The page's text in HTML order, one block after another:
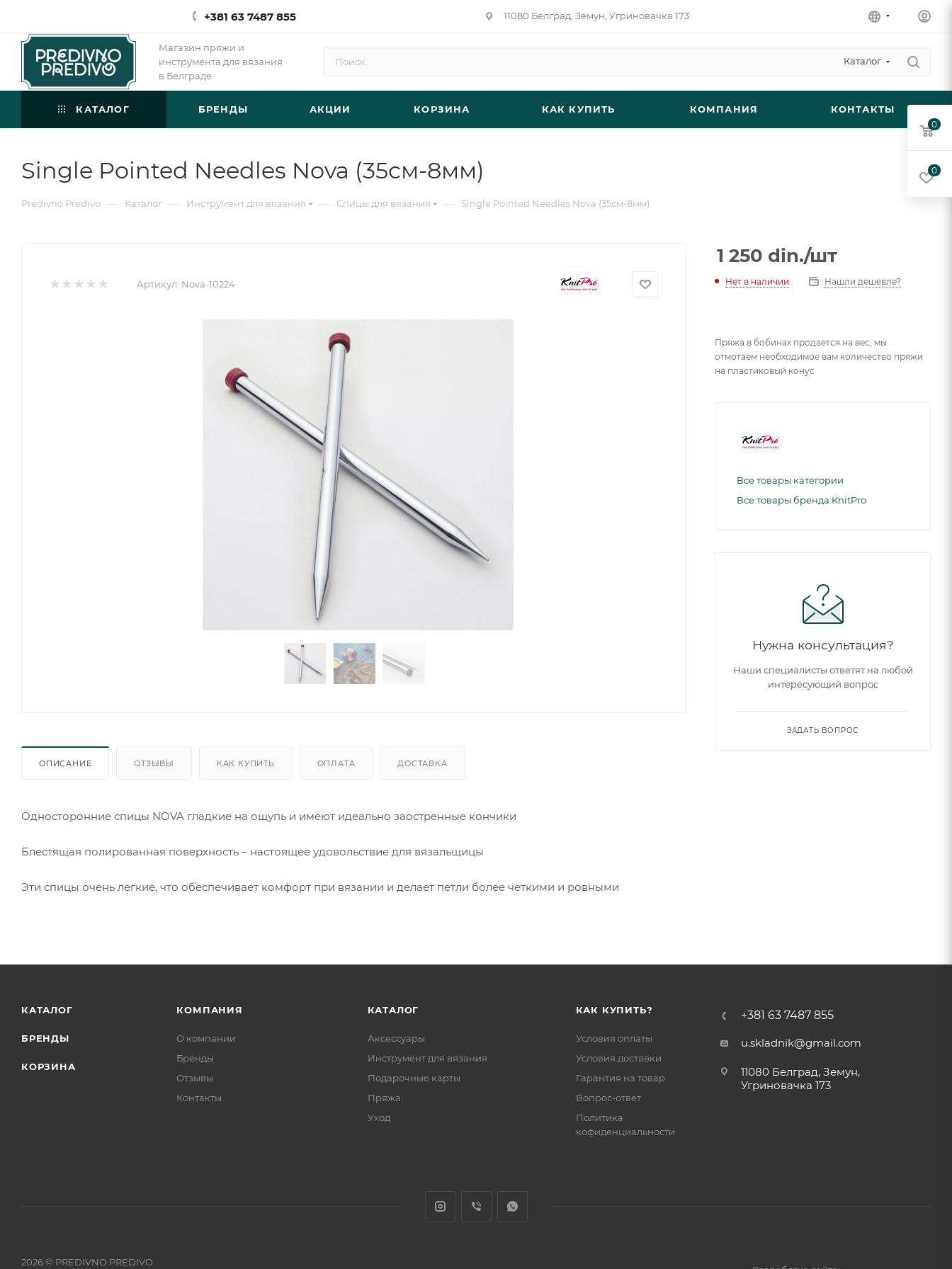
+381 63 7487 855 11080 Белград, Земун, Угриновачка 173
Магазин пряжи и
инструмента для вязания
в Белграде
Каталог
КАТАЛОГ БРЕНДЫ АКЦИИ КОРЗИНА КАК КУПИТЬ КОМПАНИЯ КОНТАКТЫ
Single Pointed Needles Nova (35см-8мм)
Predivno Predivo — Каталог — Инструмент для вязания — Спицы для вязания — Single Pointed Needles Nova (35см-8мм)
Артикул: Nova-10224
ОПИСАНИЕ ОТЗЫВЫ КАК КУПИТЬ ОПЛАТА ДОСТАВКА
Односторонние спицы NOVA гладкие на ощупь и имеют идеально заостренные кончики
Блестящая полированная поверхность – настоящее удовольствие для вязальщицы
Эти спицы очень легкие, что обеспечивает комфорт при вязании и делает петли более четкими и ровными
1 250 din./шт
Нет в наличии Нашли дешевле?
Пряжа в бобинах продается на вес, мы
отмотаем необходимое вам количество пряжи
на пластиковый конус
Все товары категории
Все товары бренда KnitPro
Нужна консультация?
Наши специалисты ответят на любой
интересующий вопрос
ЗАДАТЬ ВОПРОС
КАТАЛОГ
БРЕНДЫ
КОРЗИНА
КОМПАНИЯ
О компании
Бренды
Отзывы
Контакты
КАТАЛОГ
Аксессуары
Инструмент для вязания
Подарочные карты
Пряжа
Уход
КАК КУПИТЬ?
Условия оплаты
Условия доставки
Гарантия на товар
Вопрос-ответ
Политика
кофиденциальности
+381 63 7487 855
u.skladnik@gmail.com
11080 Белград, Земун,
Угриновачка 173
2026 © PREDIVNO PREDIVO
0
0